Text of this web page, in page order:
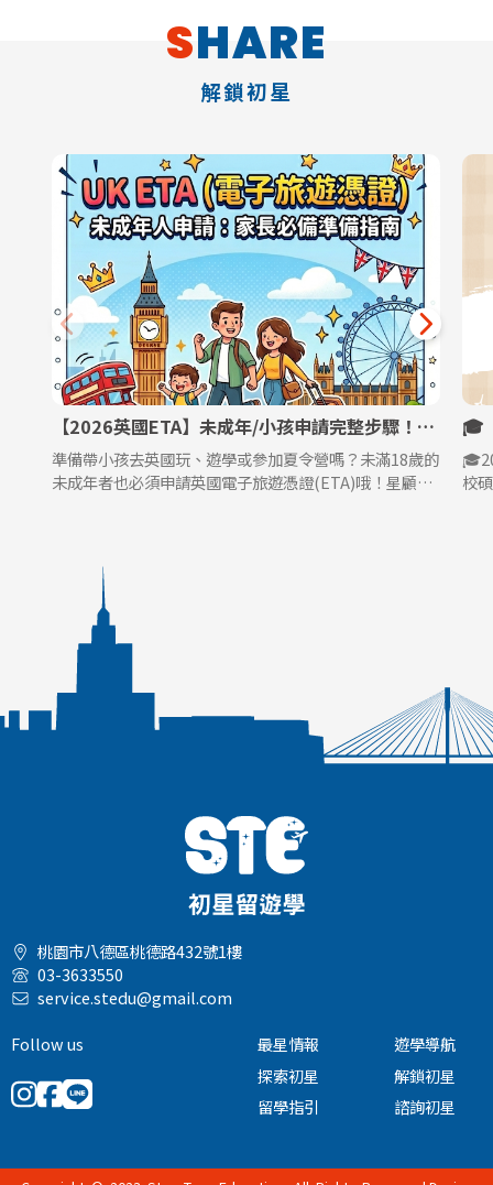
SHARE
解鎖初星
【2026英國ETA】未成年/小孩申請完整步驟！家長必備5大準備清單
準備帶小孩去英國玩、遊學或參加夏令營嗎？未滿18歲的
未成年者也必須申請英國電子旅遊憑證(ETA)哦！星顧問
校
桃園市八德區桃德路432號1樓
03-3633550
service.stedu@gmail.com
Follow us
最星情報
探索初星
留學指引
遊學導航
解鎖初星
諮詢初星